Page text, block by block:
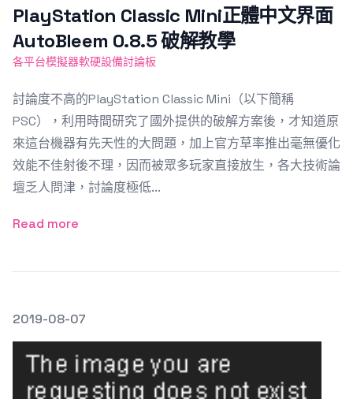
PlayStation Classic Mini正體中文界面
AutoBleem 0.8.5 破解教學
各平台模擬器軟硬設備討論板
討論度不高的PlayStation Classic Mini（以下簡稱
PSC），利用時間研究了國外提供的破解方案後，才知道原
來這台機器有先天性的大問題，加上官方草率推出毫無優化
效能不佳射後不理，因而被眾多玩家直接放生，各大技術論
壇乏人問津，討論度極低...
Read more
發文於
2019-08-07
Featured Image